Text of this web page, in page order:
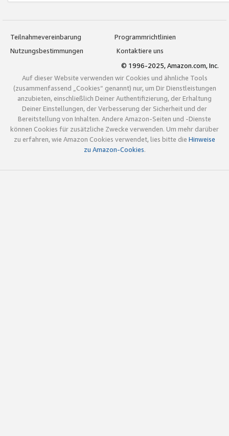
Teilnahmevereinbarung
Programmrichtlinien
Nutzungsbestimmungen
Kontaktiere uns
© 1996-2025, Amazon.com, Inc.
Auf dieser Website verwenden wir Cookies und ähnliche Tools
(zusammenfassend „Cookies“ genannt) nur, um Dir Dienstleistungen
anzubieten, einschließlich Deiner Authentifizierung, der Erhaltung
Deiner Einstellungen, der Verbesserung der Sicherheit und der
Bereitstellung von Inhalten. Andere Amazon-Seiten und -Dienste
können Cookies für zusätzliche Zwecke verwenden. Um mehr darüber
zu erfahren, wie Amazon Cookies verwendet, lies bitte die Hinweise
zu Amazon-Cookies.